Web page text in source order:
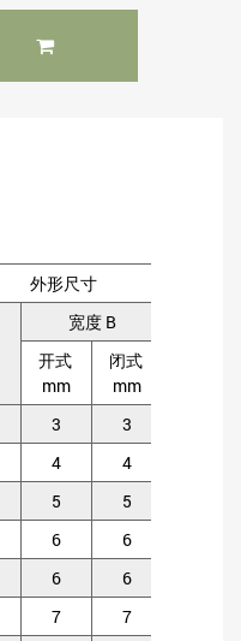
外形尺寸
宽度 B
开式
mm
闭式
mm
3 3
4 4
5 5
6 6
6 6
7 7